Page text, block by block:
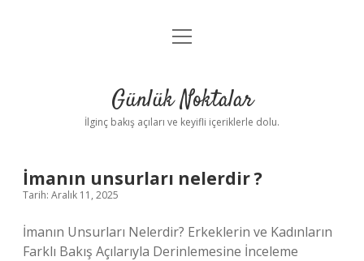
Anasayfa
Yasal Uyarı
menüyü
Günlük Noktalar
İlginç bakış açıları ve keyifli içeriklerle dolu.
İmanın unsurları nelerdir ?
Tarih: Aralık 11, 2025
İmanın Unsurları Nelerdir? Erkeklerin ve Kadınların
Farklı Bakış Açılarıyla Derinlemesine İnceleme